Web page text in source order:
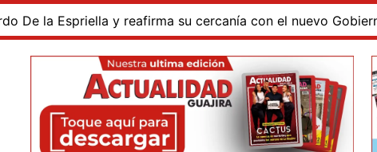
y reafirma su cercanía con el nuevo Gobierno